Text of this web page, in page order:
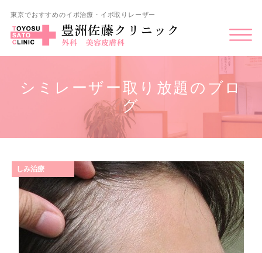
東京でおすすめのイボ治療・イボ取りレーザー
シミレーザー取り放題のブロ
グ
しみ治療